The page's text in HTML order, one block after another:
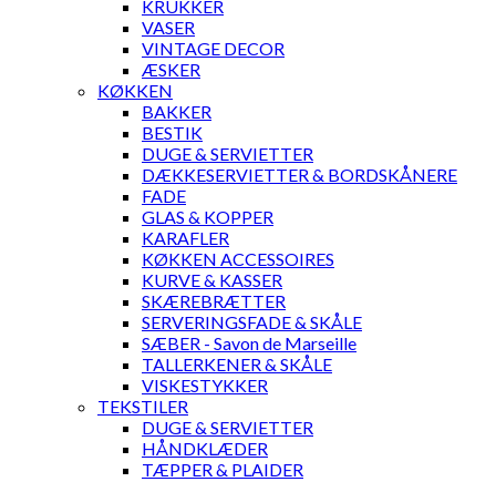
KRUKKER
VASER
VINTAGE DECOR
ÆSKER
KØKKEN
BAKKER
BESTIK
DUGE & SERVIETTER
DÆKKESERVIETTER & BORDSKÅNERE
FADE
GLAS & KOPPER
KARAFLER
KØKKEN ACCESSOIRES
KURVE & KASSER
SKÆREBRÆTTER
SERVERINGSFADE & SKÅLE
SÆBER - Savon de Marseille
TALLERKENER & SKÅLE
VISKESTYKKER
TEKSTILER
DUGE & SERVIETTER
HÅNDKLÆDER
TÆPPER & PLAIDER